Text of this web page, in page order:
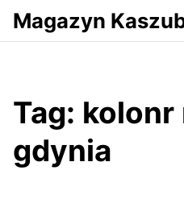
Przejdź do serwisu
Magazyn
Tag: kolonr
gdynia